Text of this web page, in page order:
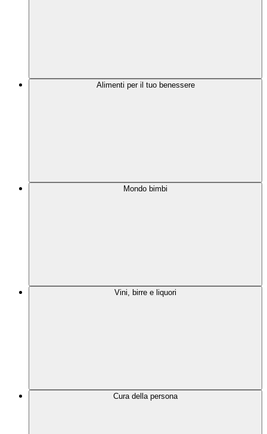
Alimenti per il tuo benessere
Mondo bimbi
Vini, birre e liquori
Cura della persona